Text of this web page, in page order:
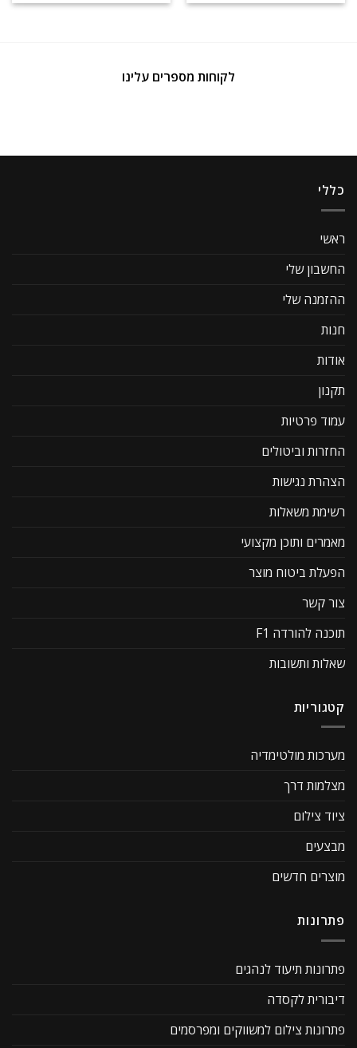
לקוחות מספרים עלינו
כללי
ראשי
החשבון שלי
ההזמנה שלי
חנות
אודות
תקנון
עמוד פרטיות
החזרות וביטולים
הצהרת נגישות
רשימת משאלות
מאמרים ותוכן מקצועי
הפעלת ביטוח מוצר
צור קשר
תוכנה להורדה F1
שאלות ותשובות
קטגוריות
מערכות מולטימדיה
מצלמות דרך
ציוד צילום
מבצעים
מוצרים חדשים
פתרונות
פתרונות תיעוד לנהגים
דיבורית לקסדה
פתרונות צילום למשווקים ומפרסמים